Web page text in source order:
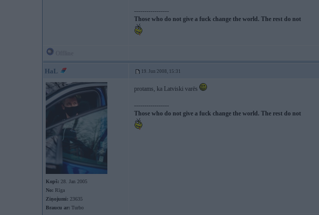
-----------------
Those who do not give a fuck change the world. The rest do not
HaL 19. Jun 2008, 15:31
Kopš: 28. Jan 2005
No: Rīga
Ziņojumi: 23635
Braucu ar: Turbo
protams, ka Latviski varēs
-----------------
Those who do not give a fuck change the world. The rest do not